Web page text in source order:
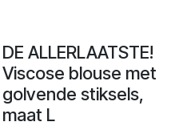
DE ALLERLAATSTE!
Viscose blouse met
golvende stiksels,
maat L